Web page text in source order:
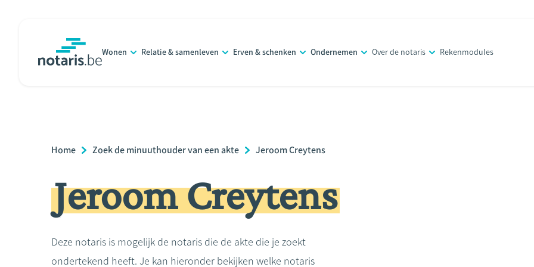
Wonen Relatie & samenleven Erven & schenken Ondernemen Over de notaris Rekenmodules
Breadcrumb
Home Zoek de minuuthouder van een akte Jeroom Creytens
Jeroom Creytens
Deze notaris is mogelijk de notaris die de akte die je zoekt
ondertekend heeft. Je kan hieronder bekijken welke notaris